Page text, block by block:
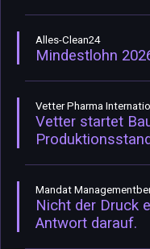
Alles-Clean24
Mindestlohn
Vetter Pharma
Vetter startet
Mandat
Nicht der Druck
Antwort darauf.